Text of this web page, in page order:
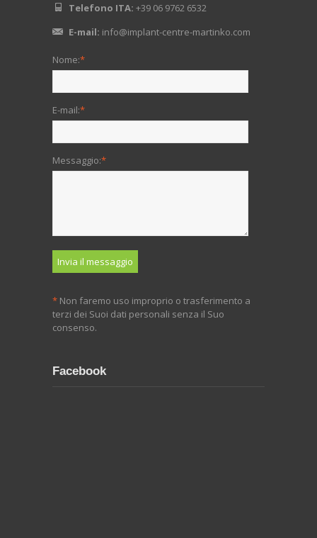
Telefono ITA: +39 06 9762 6532
E-mail: info@implant-centre-martinko.com
Nome:*
E-mail:*
Messaggio:*
* Non faremo uso improprio o trasferimento a
terzi dei Suoi dati personali senza il Suo
consenso.
Facebook